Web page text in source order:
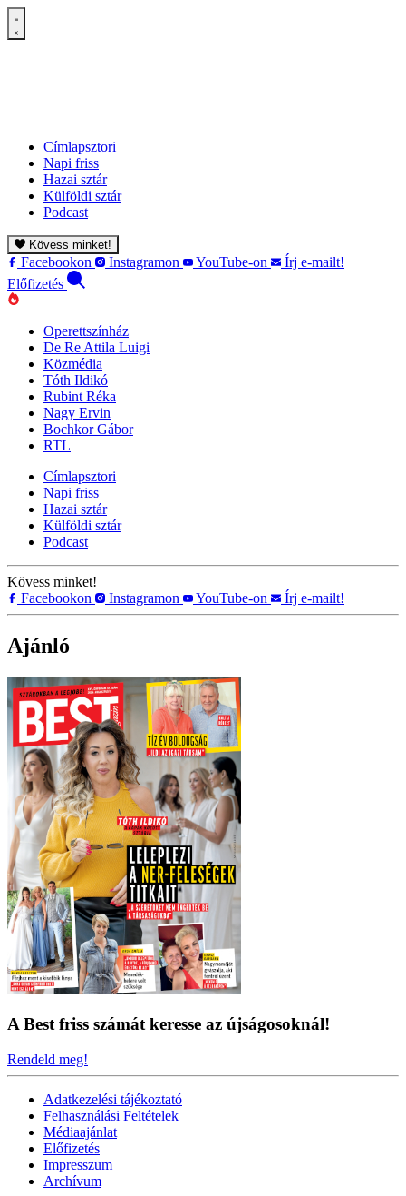
Címlapsztori
Napi friss
Hazai sztár
Külföldi sztár
Podcast
Kövess minket!
Facebookon Instagramon YouTube-on
Írj e-mailt!
Előfizetés
Operettszínház
De Re Attila Luigi
Közmédia
Tóth Ildikó
Rubint Réka
Nagy Ervin
Bochkor Gábor
RTL
Címlapsztori
Napi friss
Hazai sztár
Külföldi sztár
Podcast
Kövess minket!
Facebookon
Instagramon YouTube-on Írj e-mailt!
Ajánló
A Best friss számát keresse az újságosoknál!
Rendeld meg!
Adatkezelési tájékoztató
Felhasználási Feltételek
Médiaajánlat
Előfizetés
Impresszum
Archívum